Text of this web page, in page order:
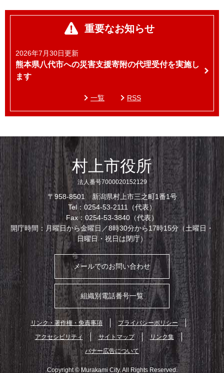
重要なお知らせ
2026年7月30日更新
熊本県八代市への災害支援寄附の代理受付を実施し
ます
一覧 RSS
村上市役所
法人番号7000020152129
〒958-8501 新潟県村上市三之町1番1号
Tel：0254-53-2111（代表）
Fax：0254-53-3840（代表）
開庁時間：月曜日から金曜日／8時30分から17時15分（土曜日・
日曜日・祝日は閉庁）
メールでのお問い合わせ
組織別電話番号一覧
リンク・著作権・免責事項
プライバシーポリシー
アクセシビリティ
サイトマップ
リンク集
バナー広告について
Copyright © Murakami City. All Rights Reserved.